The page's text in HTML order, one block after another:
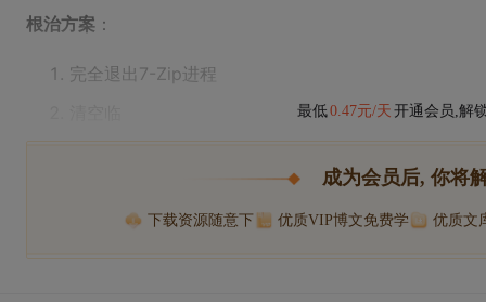
根治方案 ：
完全退出7-Zip进程
最低0.47元/天 开通会员,解
成为会员后, 你将
下载资源随意下 优质VIP博文免费学 优质文